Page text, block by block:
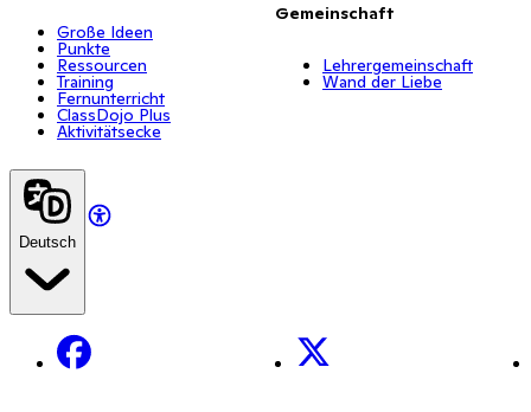
Große Ideen
Punkte
Ressourcen
Training
Fernunterricht
ClassDojo Plus
Aktivitätsecke
Gemeinschaft
Lehrergemeinschaft
Wand der Liebe
Deutsch
Facebook X